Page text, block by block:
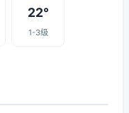
22°
1-3级